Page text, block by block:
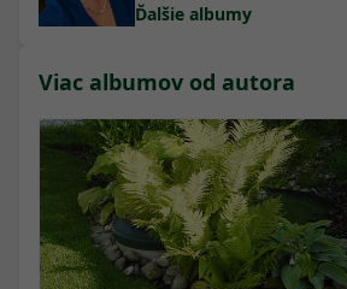
Ďalšie albumy
Viac albumov od autora